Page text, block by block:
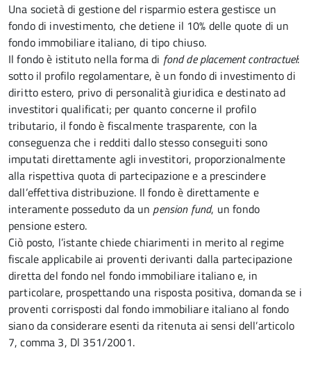
Una società di gestione del risparmio estera gestisce un
fondo di investimento, che detiene il 10% delle quote di un
fondo immobiliare italiano, di tipo chiuso.
Il fondo è istituto nella forma di fond de placement contractuel:
sotto il profilo regolamentare, è un fondo di investimento di
diritto estero, privo di personalità giuridica e destinato ad
investitori qualificati; per quanto concerne il profilo
tributario, il fondo è fiscalmente trasparente, con la
conseguenza che i redditi dallo stesso conseguiti sono
imputati direttamente agli investitori, proporzionalmente
alla rispettiva quota di partecipazione e a prescindere
dall’effettiva distribuzione. Il fondo è direttamente e
interamente posseduto da un pension fund, un fondo
pensione estero.
Ciò posto, l’istante chiede chiarimenti in merito al regime
fiscale applicabile ai proventi derivanti dalla partecipazione
diretta del fondo nel fondo immobiliare italiano e, in
particolare, prospettando una risposta positiva, domanda se i
proventi corrisposti dal fondo immobiliare italiano al fondo
siano da considerare esenti da ritenuta ai sensi dell’articolo
7, comma 3, Dl 351/2001.